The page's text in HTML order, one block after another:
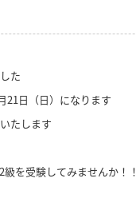
た
21日（日）になります
たします
を受験してみませんか！！